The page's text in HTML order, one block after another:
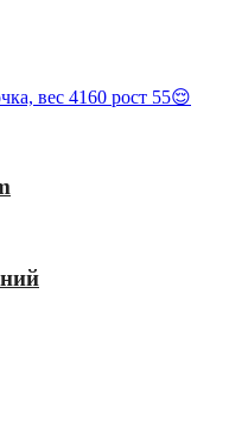
вес 4160 рост 55😌